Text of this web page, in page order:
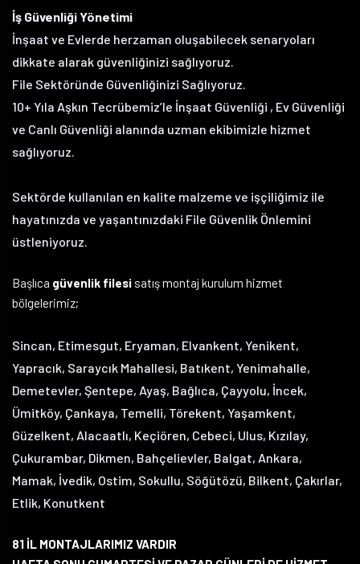
İş Güvenliği Yönetimi
İnşaat ve Evlerde herzaman oluşabilecek senaryoları
dikkate alarak güvenliğinizi sağlıyoruz.
File Sektöründe Güvenliğinizi Sağlıyoruz.
10+ Yıla Aşkın Tecrübemiz’le İnşaat Güvenliği , Ev Güvenliği
ve Canlı Güvenliği alanında uzman ekibimizle hizmet
sağlıyoruz.
Sektörde kullanılan en kalite malzeme ve işçiliğimiz ile
hayatınızda ve yaşantınızdaki File Güvenlik Önlemini
üstleniyoruz.
Başlıca güvenlik filesi satış montaj kurulum hizmet
bölgelerimiz;
Sincan, Etimesgut, Eryaman, Elvankent, Yenikent,
Yapracık, Saraycık Mahallesi, Batıkent, Yenimahalle,
Demetevler, Şentepe, Ayaş, Bağlıca, Çayyolu, İncek,
Ümitköy, Çankaya, Temelli, Törekent, Yaşamkent,
Güzelkent, Alacaatlı, Keçiören, Cebeci, Ulus, Kızılay,
Çukurambar, Dikmen, Bahçelievler, Balgat, Ankara,
Mamak, İvedik, Ostim, Sokullu, Söğütözü, Bilkent, Çakırlar,
Etlik, Konutkent
81 İL MONTAJLARIMIZ VARDIR